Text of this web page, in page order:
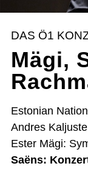
DAS Ö1
Mägi,
Estonian
Andres
Ester Mägi:
Saëns: